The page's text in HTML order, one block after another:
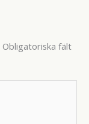
Obligatoriska fält